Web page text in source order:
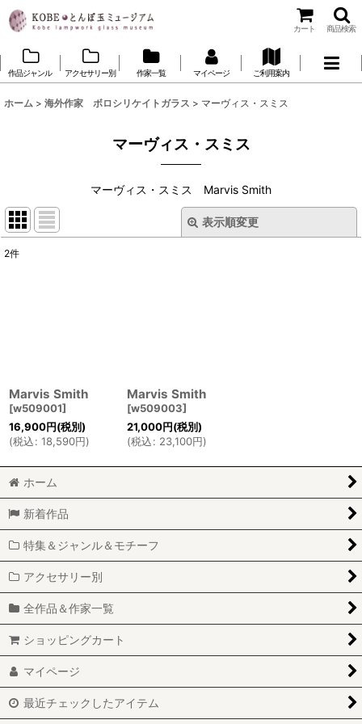
カート 商品検索
作品ジャンル アクセサリー別 作家一覧 マイページ ご利用案内
ホーム > 海外作家 ボロシリケイトガラス > マーヴィス・スミス
マーヴィス・スミス
マーヴィス・スミス Marvis Smith
表示順変更
2件
Marvis Smith
[w509001]
16,900円(税別)
(税込: 18,590円)
Marvis Smith
[w509003]
21,000円(税別)
(税込: 23,100円)
ホーム
新着作品
特集＆ジャンル＆モチーフ
アクセサリー別
全作品＆作家一覧
ショッピングカート
マイページ
最近チェックしたアイテム